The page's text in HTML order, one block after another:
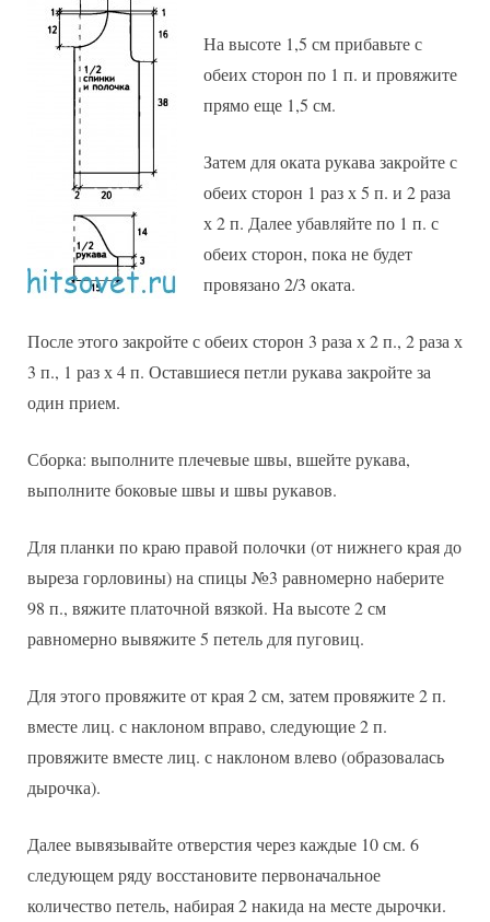
На высоте 1,5 см прибавьте с
обеих сторон по 1 п. и провяжите
прямо еще 1,5 см.
Затем для оката рукава закройте с
обеих сторон 1 раз х 5 п. и 2 раза
х 2 п. Далее убавляйте по 1 п. с
обеих сторон, пока не будет
провязано 2/3 оката.
После этого закройте с обеих сторон 3 раза х 2 п., 2 раза х
3 п., 1 раз х 4 п. Оставшиеся петли рукава закройте за
один прием.
Сборка: выполните плечевые швы, вшейте рукава,
выполните боковые швы и швы рукавов.
Для планки по краю правой полочки (от нижнего края до
выреза горловины) на спицы №3 равномерно наберите
98 п., вяжите платочной вязкой. На высоте 2 см
равномерно вывяжите 5 петель для пуговиц.
Для этого провяжите от края 2 см, затем провяжите 2 п.
вместе лиц. с наклоном вправо, следующие 2 п.
провяжите вместе лиц. с наклоном влево (образовалась
дырочка).
Далее вывязывайте отверстия через каждые 10 см. 6
следующем ряду восстановите первоначальное
количество петель, набирая 2 накида на месте дырочки.